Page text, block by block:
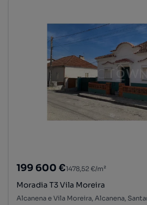
199 600 €1478,52 €/m²
Moradia T3 Vila Moreira
Alcanena e Vila Moreira, Alcanena,